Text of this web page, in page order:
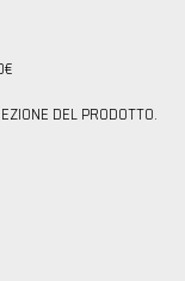
DEL PRODOTTO.